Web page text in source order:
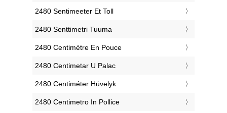
‎2480 Sentimeeter Et Toll
‎2480 Senttimetri Tuuma
‎2480 Centimètre En Pouce
‎2480 Centimetar U Palac
‎2480 Centiméter Hüvelyk
‎2480 Centimetro In Pollice